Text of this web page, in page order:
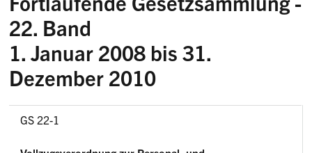
22. Band
1. Januar 2008 bis 31.
Dezember 2010
GS 22-1